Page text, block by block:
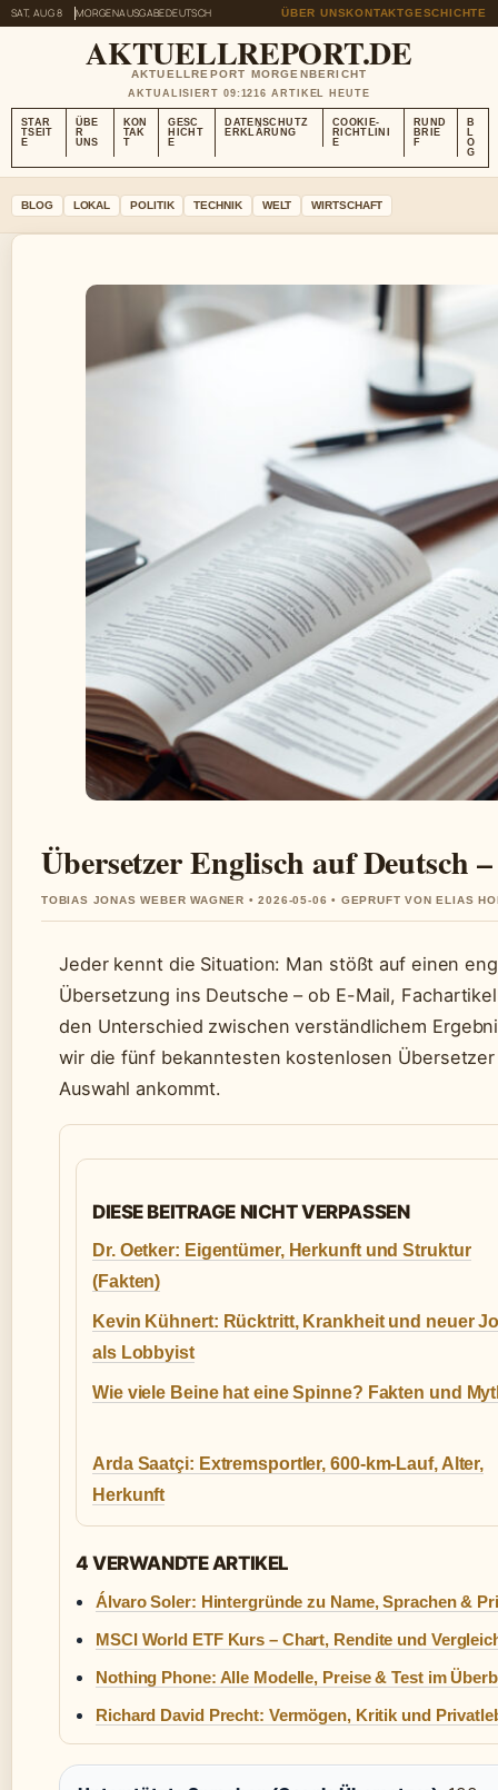
SAT, AUG 8 MORGENAUSGABEDEUTSCH ÜBER UNSKONTAKTGESCHICHTE
AKTUELLREPORT.DE
AKTUELLREPORT MORGENBERICHT
AKTUALISIERT 09:1216 ARTIKEL HEUTE
STAR
TSEIT
E
ÜBE
R
UNS
KON
TAK
T
GESC
HICHT
E
DATENSCHUTZ
ERKLÄRUNG
COOKIE-
RICHTLINI
E
RUND
BRIE
F
B
L
O
G
BLOG LOKAL POLITIK TECHNIK WELT WIRTSCHAFT
Übersetzer Englisch auf Deutsch
TOBIAS JONAS WEBER WAGNER • 2026-05-06 • GEPRUFT VON ELIAS
Jeder kennt die Situation: Man stößt auf einen
Übersetzung ins Deutsche – ob E-Mail,
den Unterschied zwischen verständlichem
wir die fünf bekanntesten kostenlosen
Auswahl ankommt.
DIESE BEITRAGE NICHT VERPASSEN
Dr. Oetker: Eigentümer, Herkunft und Struktur
(Fakten)
Kevin Kühnert: Rücktritt, Krankheit und neuer
als Lobbyist
Wie viele Beine hat eine Spinne? Fakten und
Arda Saatçi: Extremsportler, 600-km-Lauf, Alter,
Herkunft
4 VERWANDTE ARTIKEL
Álvaro Soler: Hintergründe zu Name, Sprachen &
MSCI World ETF Kurs – Chart, Rendite und
Nothing Phone: Alle Modelle, Preise & Test im
Richard David Precht: Vermögen, Kritik und